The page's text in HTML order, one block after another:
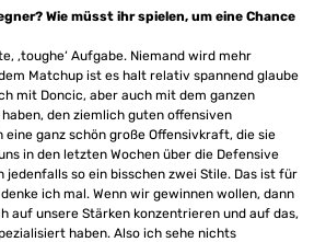
Wie müsst ihr spielen, um eine Chance
‚toughe‘ Aufgabe. Niemand wird mehr
Matchup ist es halt relativ spannend glaube
mit Doncic, aber auch mit dem ganzen
haben, den ziemlich guten offensiven
eine ganz schön große Offensivkraft, die sie
in den letzten Wochen über die Defensive
jedenfalls so ein bisschen zwei Stile. Das ist für
ich mal. Wenn wir gewinnen wollen, dann
auf unsere Stärken konzentrieren und auf das,
haben. Also ich sehe nichts